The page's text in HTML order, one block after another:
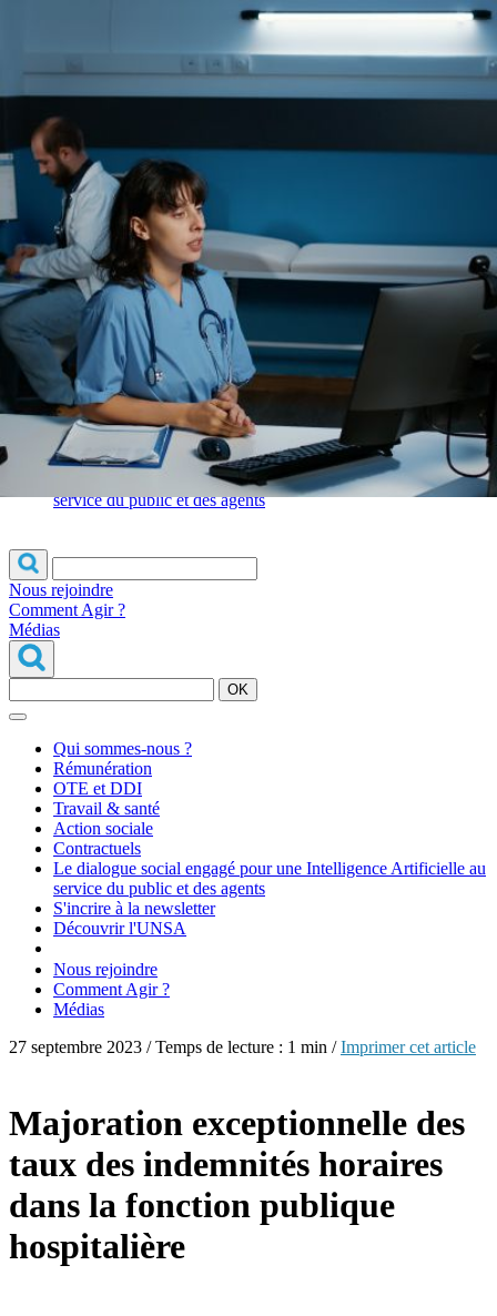
Qui
sommes-
nous ?
S'inscrire à
la
newsletter
Rémunération
OTE et DDI
|
Travail & santé
Action sociale
|
Contractuels
|
Le dialogue social engagé pour une Intelligence Artificielle au
service du public et des agents
Nous rejoindre
Comment Agir ?
Médias
OK
Qui sommes-nous ?
Rémunération
OTE et DDI
Travail & santé
Action sociale
Contractuels
Le dialogue social engagé pour une Intelligence Artificielle au
service du public et des agents
S'incrire à la newsletter
Découvrir l'UNSA
Nous rejoindre
Comment Agir ?
Médias
27 septembre 2023 / Temps de lecture : 1 min /Imprimer cet article
Majoration exceptionnelle des
taux des indemnités horaires
dans la fonction publique
hospitalière